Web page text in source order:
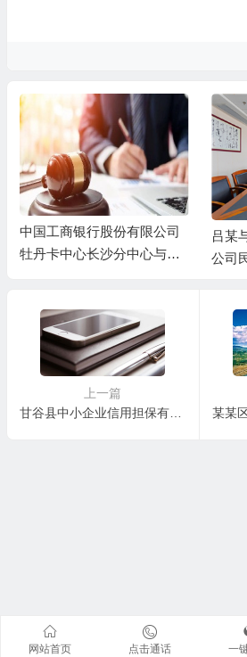
中国工商银行股份有限公司
牡丹卡中心长沙分中心与谷
吕某
公司
上一篇
甘谷县中小企业信用担保有限公司、王某追偿权纠纷一审民事判决书
网站首页 点击通话 一